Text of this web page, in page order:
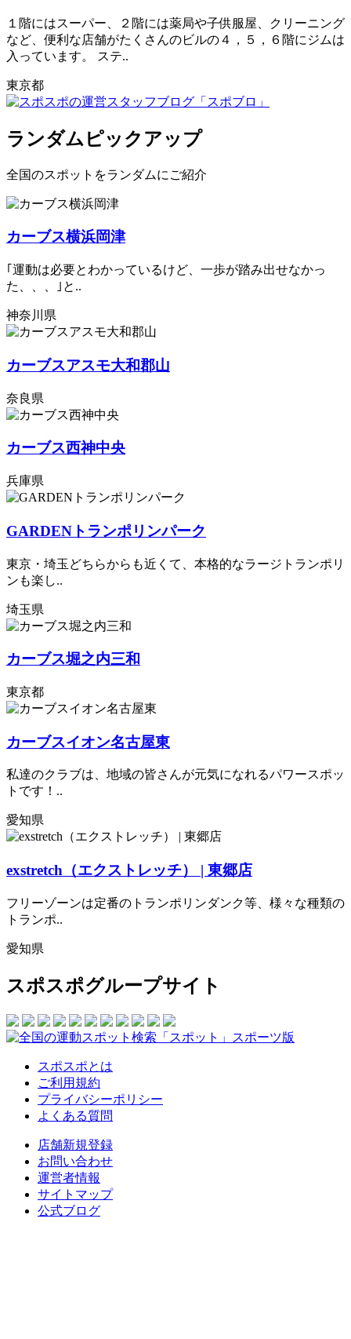
１階にはスーパー、２階には薬局や子供服屋、クリーニング
など、便利な店舗がたくさんのビルの４，５，６階にジムは
入っています。 ステ..
東京都
ランダムピックアップ
全国のスポットをランダムにご紹介
カーブス横浜岡津
｢運動は必要とわかっているけど、一歩が踏み出せなかっ
た、、、｣と..
神奈川県
カーブスアスモ大和郡山
奈良県
カーブス西神中央
兵庫県
GARDENトランポリンパーク
東京・埼玉どちらからも近くて、本格的なラージトランポリ
ンも楽し..
埼玉県
カーブス堀之内三和
東京都
カーブスイオン名古屋東
私達のクラブは、地域の皆さんが元気になれるパワースポッ
トです！..
愛知県
exstretch（エクストレッチ） | 東郷店
フリーゾーンは定番のトランポリンダンク等、様々な種類の
トランポ..
愛知県
スポスポグループサイト
スポスポとは
ご利用規約
プライバシーポリシー
よくある質問
店舗新規登録
お問い合わせ
運営者情報
サイトマップ
公式ブログ